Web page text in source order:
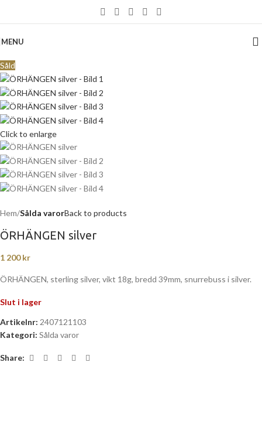
MENU
Såld
Click to enlarge
Hem Sålda varorBack to products
ÖRHÄNGEN silver
1 200kr
ÖRHÄNGEN, sterling silver, vikt 18g, bredd 39mm, snurrebuss i silver.
Slut i lager
Artikelnr: 2407121103
Kategori: Sålda varor
Share: